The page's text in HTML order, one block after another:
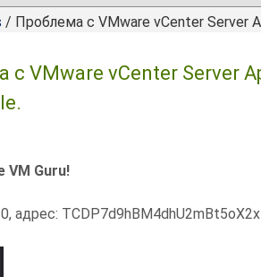
/ Проблема с VMware vCenter Server
с VMware vCenter Server
VM Guru!
адрес: